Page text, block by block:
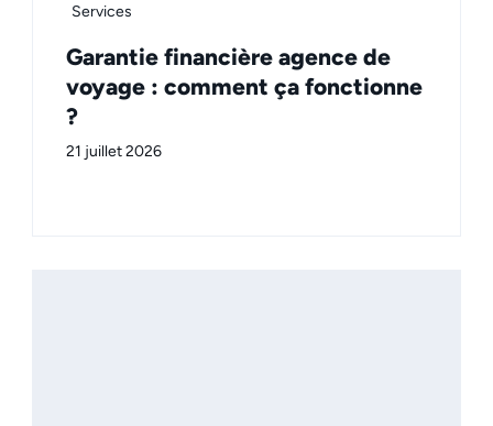
Services
Garantie financière agence de
voyage : comment ça fonctionne
?
21 juillet 2026